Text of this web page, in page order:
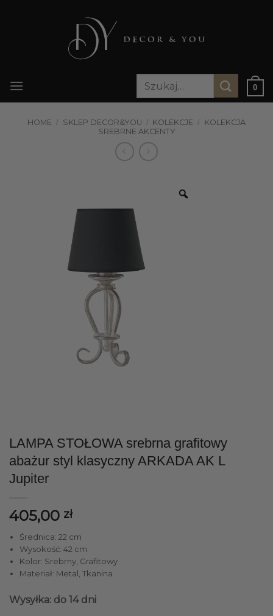
Szukaj:
0
HOME / SKLEP DECOR&YOU / KOLEKCJE / KOLEKCJA
SREBRNE AKCENTY
LAMPA STOŁOWA srebrna grafitowy
abażur styl klasyczny ARKADA AK L
Jupiter
405,00 zł
Średnica: 22 cm
Wysokość: 42 cm
Kolor: Srebrny, Grafitowy
Materiał: Metal, Tkanina
Wysyłka: do 14 dni